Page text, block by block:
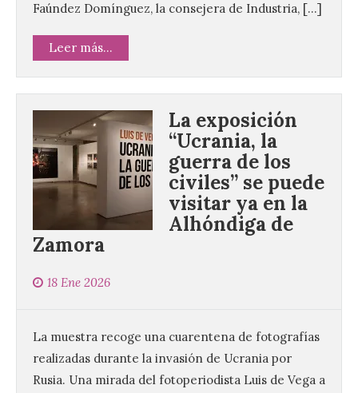
Faúndez Domínguez, la consejera de Industria, […]
Leer más...
La exposición
“Ucrania, la
guerra de los
civiles” se puede
visitar ya en la
Alhóndiga de
Zamora
18 Ene 2026
La muestra recoge una cuarentena de fotografías
realizadas durante la invasión de Ucrania por
Rusia. Una mirada del fotoperiodista Luis de Vega a
La UPSA impulsa la
creación musical con el I
Concurso Internacional de
Composición Coral Sacra
Este certamen,
promovido por el Instituto